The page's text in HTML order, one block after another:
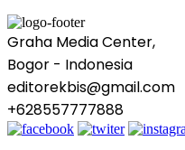
Graha Media Center,
Bogor - Indonesia
editorekbis@gmail.com
+628557777888